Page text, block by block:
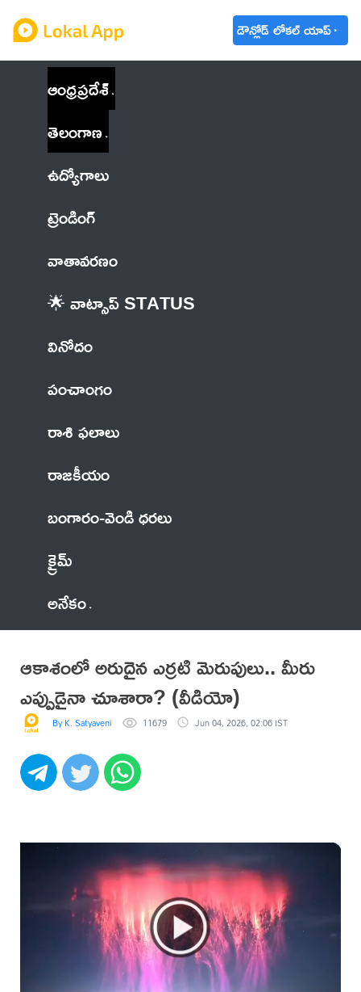
డౌన్లోడ్ లోకల్ యాప్
ఆంధ్రప్రదేశ్
తెలంగాణ
ఉద్యోగాలు
ట్రెండింగ్
వాతావరణం
🌟 వాట్సాప్ STATUS
వినోదం
పంచాంగం
రాశి ఫలాలు
రాజకీయం
బంగారం-వెండి ధరలు
క్రైమ్
అనేకం
ఆకాశంలో అరుదైన ఎర్రటి మెరుపులు.. మీరు
ఎప్పుడైనా చూశారా? (వీడియో)
By K. Satyaveni 11679 Jun 04, 2026, 02:06 IST